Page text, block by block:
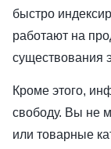
быстро
работают на
существования
Кроме этого,
свободу. Вы не
или товарные